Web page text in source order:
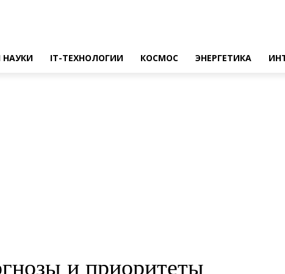
НАУКИ IT-ТЕХНОЛОГИИ КОСМОС ЭНЕРГЕТИКА
и приоритеты